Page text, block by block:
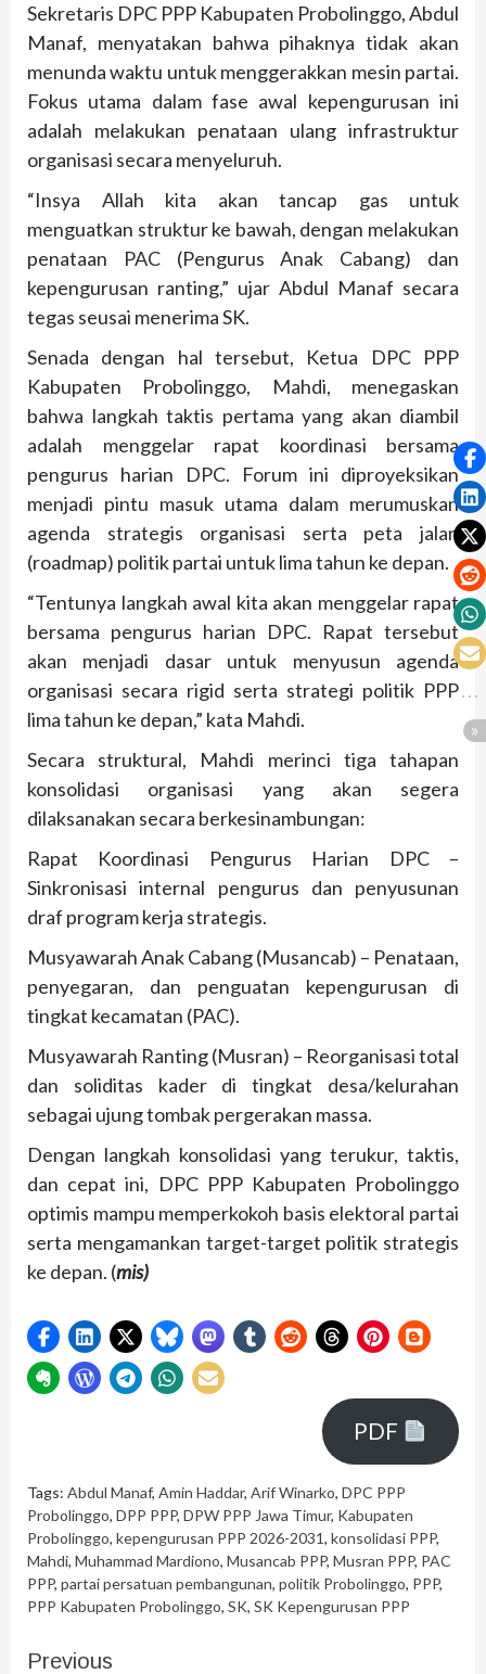
Sekretaris DPC PPP Kabupaten Probolinggo, Abdul
Manaf, menyatakan bahwa pihaknya tidak akan
menunda waktu untuk menggerakkan mesin partai.
Fokus utama dalam fase awal kepengurusan ini
adalah melakukan penataan ulang infrastruktur
organisasi secara menyeluruh.
“Insya Allah kita akan tancap gas untuk
menguatkan struktur ke bawah, dengan melakukan
penataan PAC (Pengurus Anak Cabang) dan
kepengurusan ranting,” ujar Abdul Manaf secara
tegas seusai menerima SK.
Senada dengan hal tersebut, Ketua DPC PPP
Kabupaten Probolinggo, Mahdi, menegaskan
bahwa langkah taktis pertama yang akan diambil
adalah menggelar rapat koordinasi bersama
pengurus harian DPC. Forum ini diproyeksikan
menjadi pintu masuk utama dalam merumuskan
agenda strategis organisasi serta peta jalan
(roadmap) politik partai untuk lima tahun ke depan.
“Tentunya langkah awal kita akan menggelar rapat
bersama pengurus harian DPC. Rapat tersebut
akan menjadi dasar untuk menyusun agenda
organisasi secara rigid serta strategi politik PPP
lima tahun ke depan,” kata Mahdi.
Secara struktural, Mahdi merinci tiga tahapan
konsolidasi organisasi yang akan segera
dilaksanakan secara berkesinambungan:
Rapat Koordinasi Pengurus Harian DPC –
Sinkronisasi internal pengurus dan penyusunan
draf program kerja strategis.
Musyawarah Anak Cabang (Musancab) – Penataan,
penyegaran, dan penguatan kepengurusan di
tingkat kecamatan (PAC).
Musyawarah Ranting (Musran) – Reorganisasi total
dan soliditas kader di tingkat desa/kelurahan
sebagai ujung tombak pergerakan massa.
Dengan langkah konsolidasi yang terukur, taktis,
dan cepat ini, DPC PPP Kabupaten Probolinggo
optimis mampu memperkokoh basis elektoral partai
serta mengamankan target-target politik strategis
ke depan. (mis)
PDF
Tags: Abdul Manaf, Amin Haddar, Arif Winarko, DPC PPP
Probolinggo, DPP PPP, DPW PPP Jawa Timur, Kabupaten
Probolinggo, kepengurusan PPP 2026-2031, konsolidasi PPP,
Mahdi, Muhammad Mardiono, Musancab PPP, Musran PPP, PAC
PPP, partai persatuan pembangunan, politik Probolinggo, PPP,
PPP Kabupaten Probolinggo, SK, SK Kepengurusan PPP
Previous